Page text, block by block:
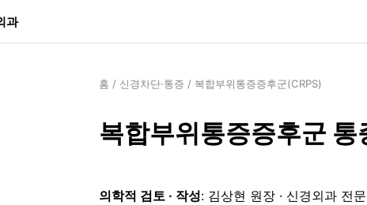
과
홈 / 신경차단·통증 / 복합부위통증증후군(CRPS)
복합부위통증증후군
의학적 검토 · 작성: 김상현 원장 · 신경외과 전